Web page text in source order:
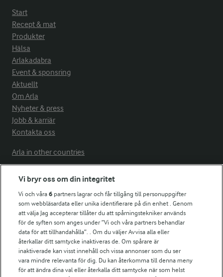
Start
Recept & mat
Produkter
Hälsa
Arlakadabra
Event & sponsring
Aktuellt
Om Arla
Nyheter & press
Jobb & karriär
Kontakta oss
Arla in other countries
För ägare
Arlas kundportal
Arla.com
Falbygdens Ost
Arla webbshop
Bildbank
Vi bryr oss om din integritet
Vi och våra6 partners lagrar och får tillgång till personuppgifter
som webbläsardata eller unika identifierare på din enhet . Genom
att välja Jag accepterar tillåter du att spårningstekniker används
för de syften som anges under ”Vi och våra partners behandlar
data för att tillhandahålla”. . Om du väljer Avvisa alla eller
återkallar ditt samtycke inaktiveras de. Om spårare är
inaktiverade kan visst innehåll och vissa annonser som du ser
vara mindre relevanta för dig. Du kan återkomma till denna meny
för att ändra dina val eller återkalla ditt samtycke när som helst